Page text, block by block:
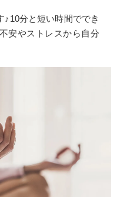
♪10分と短い時間ででき
安やストレスから自分